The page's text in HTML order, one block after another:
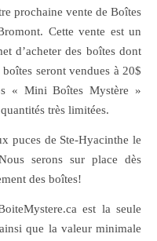
prochaine vente de Boîtes
Cette vente est un
d’acheter des boîtes dont
seront vendues à 20$
« Mini Boîtes Mystère »
très limitées.
puces de Ste-Hyacinthe le
serons sur place dès
des boîtes!
est la seule
que la valeur minimale